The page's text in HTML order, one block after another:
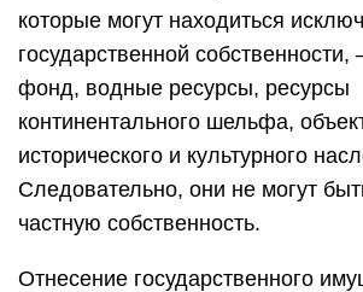
которые могут находиться
государственной
фонд, водные ресурсы, ресурсы
континентального шельфа,
исторического и культурного
Следовательно, они не могут
частную собственность.
Отнесение государственного